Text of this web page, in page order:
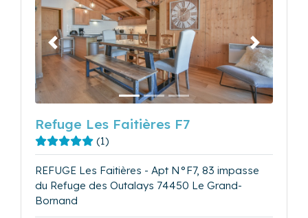
Précédent Suivant
Refuge Les Faitières F7
(1)
REFUGE Les Faitières - Apt N°F7, 83 impasse
du Refuge des Outalays 74450 Le Grand-
Bornand